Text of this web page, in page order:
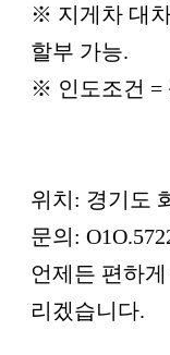
※ 지게차 대
할부 가능.
※ 인도조건 =
위치: 경기도
문의:
언제든 편하
리겠습니다.